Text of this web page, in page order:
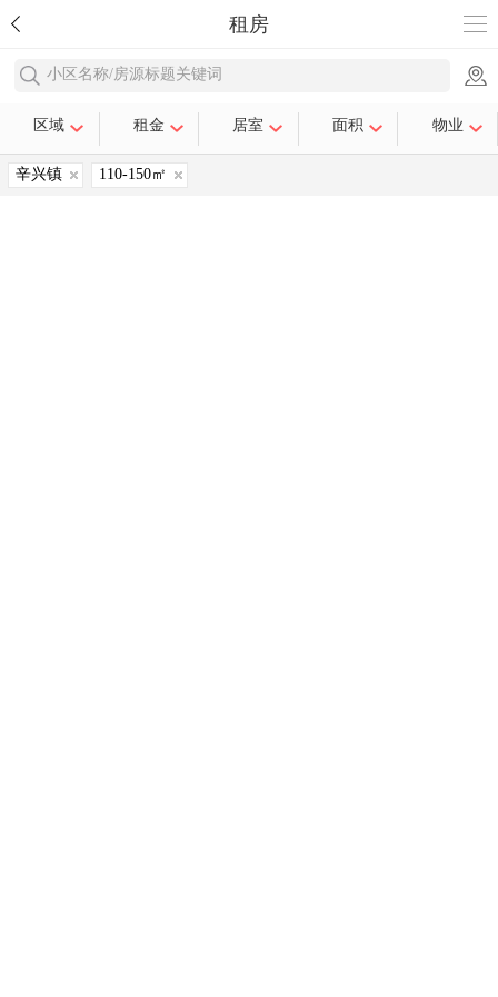
租房
小区名称/房源标题关键词
区域 租金 居室 面积 物业
辛兴镇 110-150㎡